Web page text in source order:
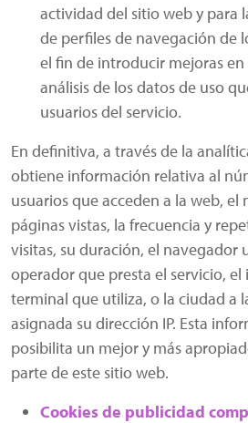
actividad del sitio web y para
de perfiles de navegación de
el fin de introducir mejoras
análisis de los datos de uso
usuarios del servicio.
En definitiva, a través de la
obtiene información relativa al
usuarios que acceden a la web, el
páginas vistas, la frecuencia y
visitas, su duración, el navegador
operador que presta el servicio, el
terminal que utiliza, o la ciudad a
asignada su dirección IP. Esta
posibilita un mejor y más
parte de este sitio web.
Cookies de publicidad